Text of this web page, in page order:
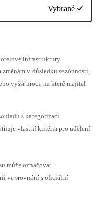
Vybrané
infrastruktury
v důsledku sezónnosti,
vyšší moci, na které majitel
s kategorizací
vlastní kritéria pro udělení
může označovat
ve srovnání s oficiální